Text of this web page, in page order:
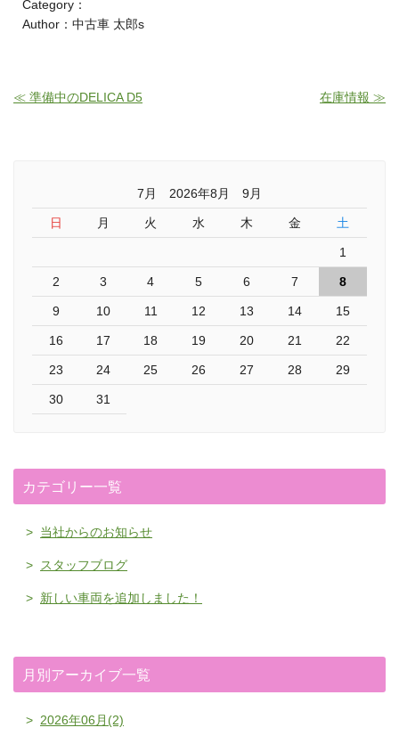
Category：
Author：中古車 太郎s
≪ 準備中のDELICA D5 在庫情報 ≫
7月 2026年8月 9月
日 月 火 水 木 金 土
1
2 3 4 5 6 7 8
9 10 11 12 13 14 15
16 17 18 19 20 21 22
23 24 25 26 27 28 29
30 31
カテゴリー一覧
当社からのお知らせ
スタッフブログ
新しい車両を追加しました！
月別アーカイブ一覧
2026年06月(2)